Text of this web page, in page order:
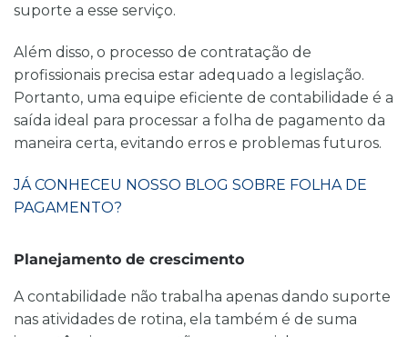
suporte a esse serviço.
Além disso, o processo de contratação de
profissionais precisa estar adequado a legislação.
Portanto, uma equipe eficiente de contabilidade é a
saída ideal para processar a folha de pagamento da
maneira certa, evitando erros e problemas futuros.
JÁ CONHECEU NOSSO BLOG SOBRE FOLHA DE
PAGAMENTO?
Planejamento de crescimento
A contabilidade não trabalha apenas dando suporte
nas atividades de rotina, ela também é de suma